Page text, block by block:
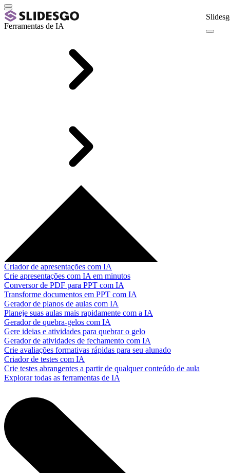
Ferramentas de IA
Criador de apresentações com IA
Crie apresentações com IA em minutos
Conversor de PDF para PPT com IA
Transforme documentos em PPT com IA
Gerador de planos de aulas com IA
Planeje suas aulas mais rapidamente com a IA
Gerador de quebra-gelos com IA
Gere ideias e atividades para quebrar o gelo
Gerador de atividades de fechamento com IA
Crie avaliações formativas rápidas para seu alunado
Criador de testes com IA
Crie testes abrangentes a partir de qualquer conteúdo de aula
Explorar todas as ferramentas de IA